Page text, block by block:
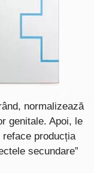
normalizează
genitale. Apoi, le
producția
secundare”